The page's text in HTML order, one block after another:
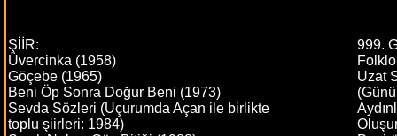
ŞİİR:
Üvercinka (1958)
Göçebe (1965)
Beni Öp Sonra Doğur Beni (1973)
Sevda Sözleri (Uçurumda Açan ile birlikte
toplu şiirleri: 1984)
999.
Uzat